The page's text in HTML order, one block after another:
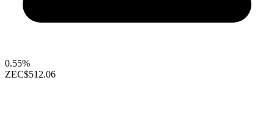
0.55%
ZEC$512.06